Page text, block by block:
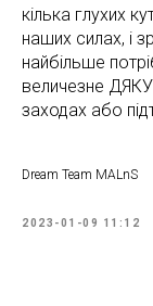
кілька глухих
наших силах, і
найбільше
величезне
заходах або
Dream Team MALnS
2023-01-09 11:12